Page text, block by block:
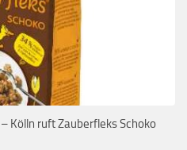
Kölln ruft Zauberfleks Schoko